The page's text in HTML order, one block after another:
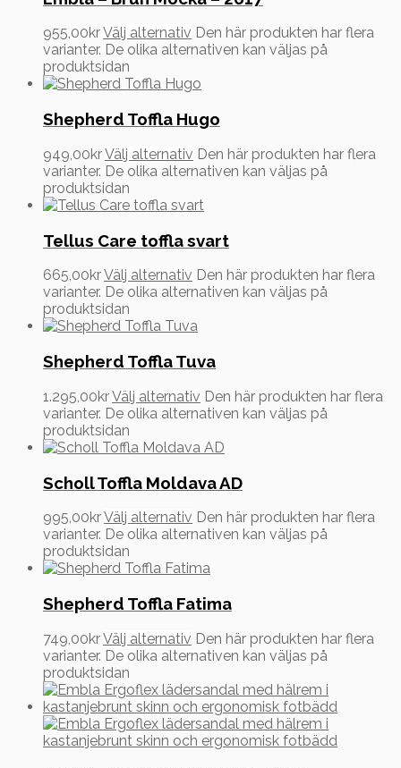
955,00krVälj alternativ Den här produkten har flera
varianter. De olika alternativen kan väljas på
produktsidan
Shepherd Toffla Hugo
949,00krVälj alternativ Den här produkten har flera
varianter. De olika alternativen kan väljas på
produktsidan
Tellus Care toffla svart
665,00krVälj alternativ Den här produkten har flera
varianter. De olika alternativen kan väljas på
produktsidan
Shepherd Toffla Tuva
1.295,00krVälj alternativ Den här produkten har flera
varianter. De olika alternativen kan väljas på
produktsidan
Scholl Toffla Moldava AD
995,00krVälj alternativ Den här produkten har flera
varianter. De olika alternativen kan väljas på
produktsidan
Shepherd Toffla Fatima
749,00krVälj alternativ Den här produkten har flera
varianter. De olika alternativen kan väljas på
produktsidan